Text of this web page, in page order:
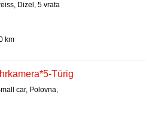
Dizel, 5 vrata
km
Türig
car, Polovna,